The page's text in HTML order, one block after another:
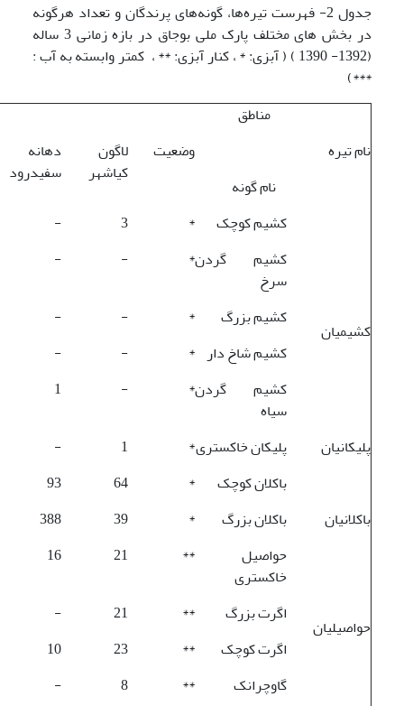
جدول 2- فهرست تیره‌ها، گونه‌های پرندگان و تعداد هرگونه
در بخش های مختلف پارک ملی بوجاق در بازه زمانی 3 ساله
(1392- 1390 ) ( آبزی: * ، کنار آبزی: ** ، کمتر وابسته به آب :
***)
نام تیره
مناطق
نام گونه
وضعیت
لاگون
کیاشهر
دهانه
سفیدرود
کشیمیان
کشیم کوچک *
3
-
کشیم گردن
سرخ
*
-
-
کشیم بزرگ *
-
-
کشیم شاخ دار *
-
-
کشیم گردن
سیاه
*
-
1
پلیکانیان پلیکان خاکستری*
1
-
باکلانیان
باکلان کوچک *
64
93
باکلان بزرگ
*
39
388
حواصیلیان
حواصیل
خاکستری
**
21
16
اگرت بزرگ **
21
-
اگرت کوچک
**
23
10
گاوچرانک
**
8
-